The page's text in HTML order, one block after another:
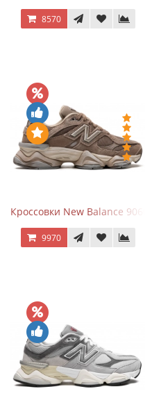
8570
Кроссовки New Balance 9060
9970